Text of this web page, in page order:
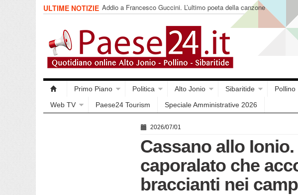
ULTIME NOTIZIE Addio a Francesco Guccini. L’ultimo poeta della canzone
impegnata
Primo Piano Politica Alto Jonio Sibaritide Pollino
Web TV
Paese24 Tourism Speciale Amministrative 2026
2026/07/01
Cassano allo
caporalato che
braccianti nei